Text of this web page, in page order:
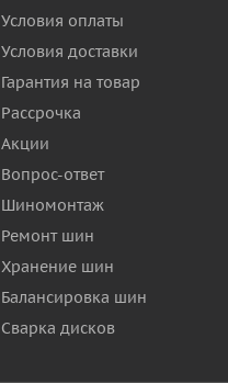
Условия оплаты
Условия доставки
Гарантия на товар
Рассрочка
Акции
Вопрос-ответ
Шиномонтаж
Ремонт шин
Хранение шин
Балансировка шин
Сварка дисков